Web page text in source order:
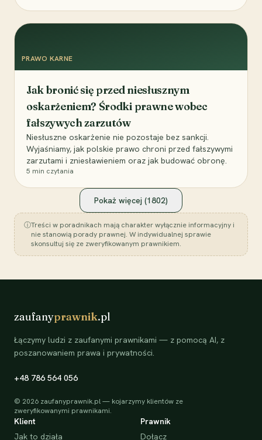
PRAWO KARNE
Jak bronić się przed niesłusznym
oskarżeniem? Środki prawne wobec
fałszywych zarzutów
Niesłuszne oskarżenie nie pozostaje bez sankcji.
Wyjaśniamy, jak polskie prawo chroni przed fałszywymi
zarzutami i zniesławieniem oraz jak budować obronę.
5 min czytania
Pokaż więcej (1802)
ⓘTreści w poradnikach mają charakter wyłącznie informacyjny i
nie stanowią porady prawnej. W indywidualnej sprawie
skonsultuj się ze zweryfikowanym prawnikiem.
zaufanyprawnik.pl
Łączymy ludzi z zaufanymi prawnikami — z pomocą AI, z
poszanowaniem prawa i prywatności.
+48 786 564 056
© 2026 zaufanyprawnik.pl — kojarzymy klientów ze
zweryfikowanymi prawnikami.
Klient
Jak to działa
Prawnik
Dołącz